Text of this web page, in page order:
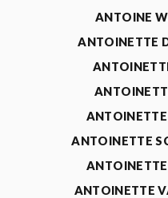
ANTOINE
ANTOINETTE
ANTOINETTE
ANTOINETTE
ANTOINETTE
ANTOINETTE